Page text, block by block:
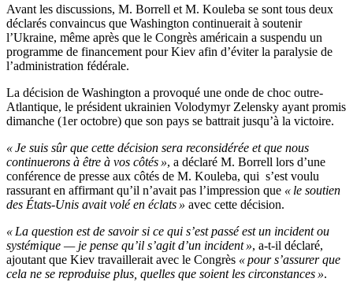
Avant les discussions, M. Borrell et M. Kouleba se sont tous deux
déclarés convaincus que Washington continuerait à soutenir
l’Ukraine, même après que le Congrès américain a suspendu un
programme de financement pour Kiev afin d’éviter la paralysie de
l’administration fédérale.
La décision de Washington a provoqué une onde de choc outre-
Atlantique, le président ukrainien Volodymyr Zelensky ayant promis
dimanche (1er octobre) que son pays se battrait jusqu’à la victoire.
« Je suis sûr que cette décision sera reconsidérée et que nous
continuerons à être à vos côtés », a déclaré M. Borrell lors d’une
conférence de presse aux côtés de M. Kouleba, qui s’est voulu
rassurant en affirmant qu’il n’avait pas l’impression que « le soutien
des États-Unis avait volé en éclats » avec cette décision.
« La question est de savoir si ce qui s’est passé est un incident ou
systémique — je pense qu’il s’agit d’un incident », a-t-il déclaré,
ajoutant que Kiev travaillerait avec le Congrès « pour s’assurer que
cela ne se reproduise plus, quelles que soient les circonstances ».